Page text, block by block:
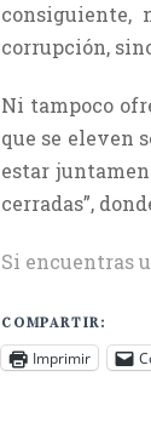
consiguiente,
corrupción,
Ni tampoco
que se eleven
estar
cerradas”,
Si encuentras
COMPARTIR:
Imprimir